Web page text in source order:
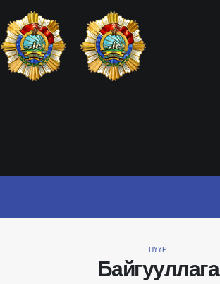
Байгууллага
НҮҮР